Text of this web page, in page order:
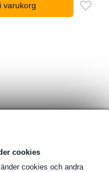
cookies
cookies och andra
i varukorg
med hål